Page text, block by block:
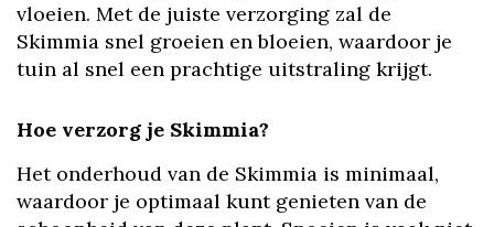
vloeien. Met de juiste verzorging zal de
Skimmia snel groeien en bloeien, waardoor je
tuin al snel een prachtige uitstraling krijgt.
Hoe verzorg je Skimmia?
Het onderhoud van de Skimmia is minimaal,
waardoor je optimaal kunt genieten van de